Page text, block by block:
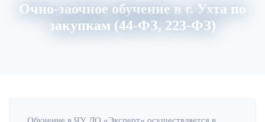
Очно-заочное обучение в г. Ухта по
закупкам (44-ФЗ, 223-ФЗ)
Обучение в ЧУ ДО «Эксперт» осуществляется в